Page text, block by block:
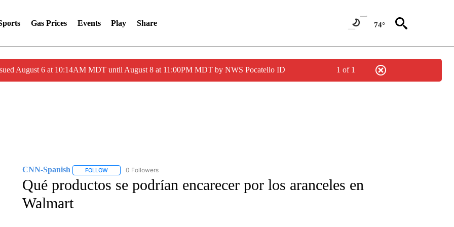
Gas Prices Events Play Share 74°
August 6 at 10:14AM MDT until August 8 at 11:00PM MDT by NWS Pocatello ID 1 of 1
CNN-Spanish FOLLOWFOLLOW "CNN-SPANISH" TO RECEIVE NOTIFICATIONS ABOUT NEW PAGES ON "CNN-SPANISH".
0 Followers
Qué productos se podrían encarecer por los aranceles en
Walmart